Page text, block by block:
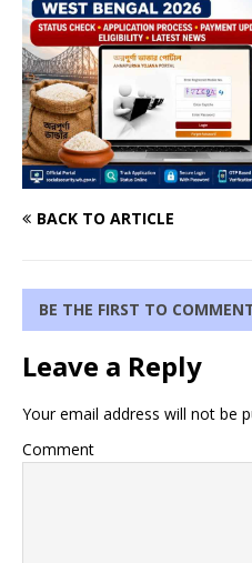
BACK TO ARTICLE
BE THE FIRST TO
Leave a Reply
Your email address will not be
Comment